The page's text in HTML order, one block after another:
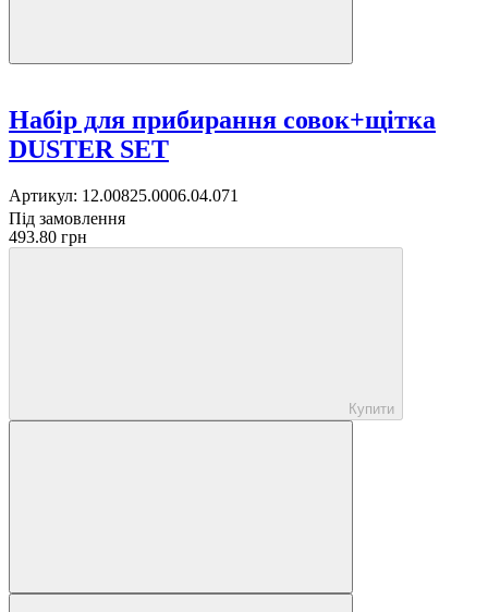
Набір для прибирання совок+щітка
DUSTER SET
Артикул: 12.00825.0006.04.071
Під замовлення
493.80 грн
Купити